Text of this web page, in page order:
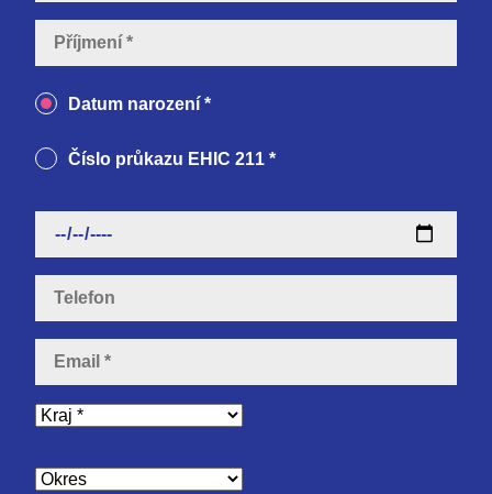
Příjmení
Datum narození *
Číslo průkazu EHIC 211 *
Email
Kraj
Okres